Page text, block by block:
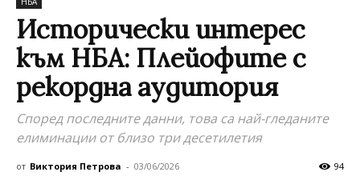
Исторически интерес
към НБА: Плейофите с
рекордна аудитория
Според последните данни, това са най-гледаните
елиминации от близо три десетилетия
от Виктория Петрова - 03/06/2026 94